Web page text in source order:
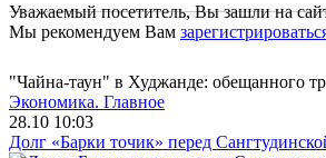
Уважаемый посетитель, Вы зашли на
Мы рекомендуем Вам
"Чайна-таун" в Худжанде: обещанного
Экономика. Главное
28.10 10:03
Долг «Барки точик» перед